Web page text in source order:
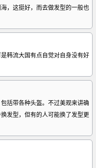
，这挺好，而去做发型的一般也
韩流大国有点自觉对自身没有好
括带各种头盔。不过美观来讲确
发型，但有的人可能换了发型更